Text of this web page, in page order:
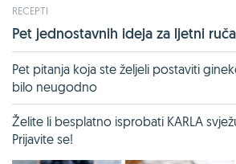
RECEPTI
Pet jednostavnih ideja za ljetni
Pet pitanja koja ste željeli postaviti
bilo neugodno
Želite li besplatno isprobati KARLA
Prijavite se!